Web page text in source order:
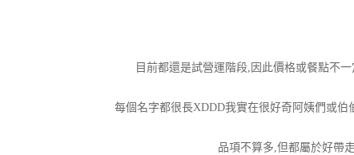
目前都還是試營運階段,因此價格或餐點不一
每個名字都很長XDDD我實在很好奇阿姨們或伯
品項不算多,但都屬於好帶